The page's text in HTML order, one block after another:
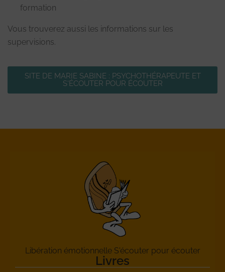
formation
Vous trouverez aussi les informations sur les
supervisions.
SITE DE MARIE SABINE : PSYCHOTHÉRAPEUTE ET
S'ÉCOUTER POUR ÉCOUTER
Livres
Libération émotionnelle S'écouter pour écouter